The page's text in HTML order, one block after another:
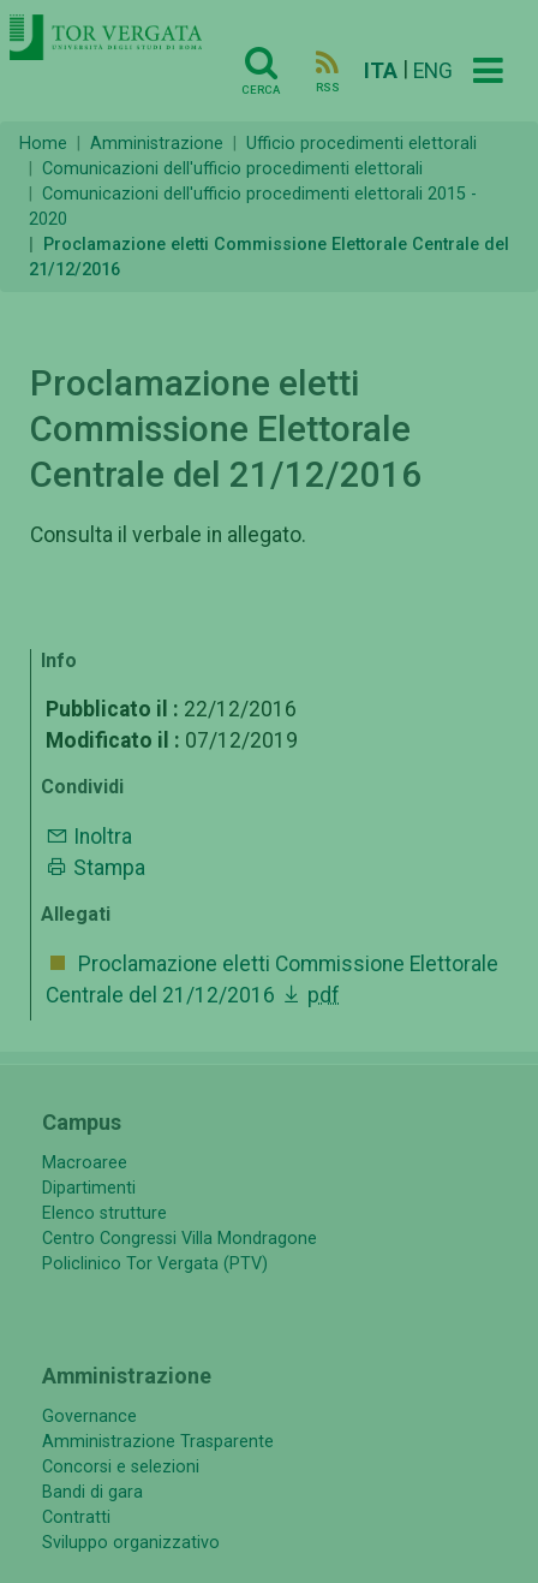
CERCA RSS
ITA ENG
Home Amministrazione
Ufficio procedimenti elettorali
Comunicazioni dell'ufficio procedimenti elettorali
Comunicazioni dell'ufficio procedimenti elettorali 2015 -
2020
Proclamazione eletti Commissione Elettorale Centrale del
21/12/2016
Proclamazione eletti
Commissione Elettorale
Centrale del 21/12/2016
Consulta il verbale in allegato.
Info
Pubblicato il : 22/12/2016
Modificato il : 07/12/2019
Condividi
Inoltra
Stampa
Allegati
Proclamazione eletti Commissione Elettorale
Centrale del 21/12/2016
pdf
Campus
Macroaree
Dipartimenti
Elenco strutture
Centro Congressi Villa Mondragone
Policlinico Tor Vergata (PTV)
Amministrazione
Governance
Amministrazione Trasparente
Concorsi e selezioni
Bandi di gara
Contratti
Sviluppo organizzativo